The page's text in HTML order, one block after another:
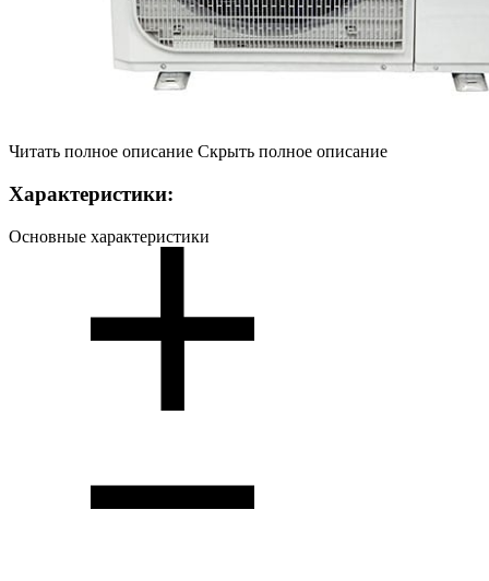
Читать полное описание Скрыть полное описание
Характеристики:
Основные характеристики